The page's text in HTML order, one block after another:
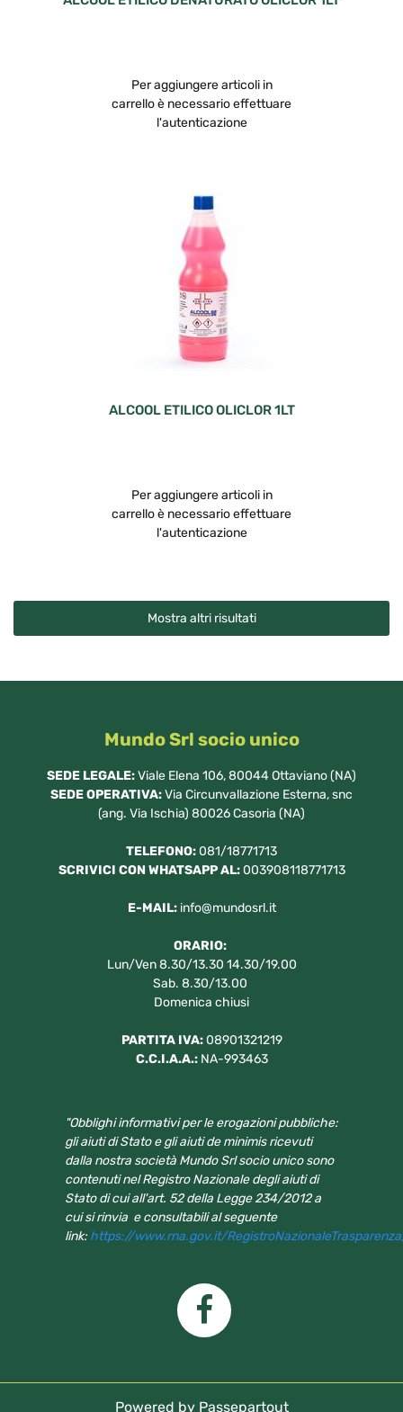
Per aggiungere articoli in
carrello è necessario effettuare
l'autenticazione
ALCOOL ETILICO OLICLOR 1LT
Per aggiungere articoli in
carrello è necessario effettuare
l'autenticazione
Mostra altri risultati
Mundo Srl socio unico
SEDE LEGALE:Viale Elena 106, 80044 Ottaviano (NA)
SEDE OPERATIVA:Via Circunvallazione Esterna, snc
(ang. Via Ischia) 80026 Casoria (NA)
TELEFONO:081/18771713
SCRIVICI CON WHATSAPP AL:003908118771713
E-MAIL: info@mundosrl.it
ORARIO:
Lun/Ven 8.30/13.30 14.30/19.00
Sab. 8.30/13.00
Domenica chiusi
PARTITA IVA:08901321219
C.C.I.A.A.: NA-993463
"Obblighi informativi per le erogazioni pubbliche:
gli aiuti di Stato e gli aiuti de minimis ricevuti
dalla nostra società Mundo Srl socio unico sono
contenuti nel Registro Nazionale degli aiuti di
Stato di cui all'art. 52 della Legge 234/2012 a
cui si rinvia e consultabili al seguente
link: https://www.rna.gov.it/
Powered by Passepartout